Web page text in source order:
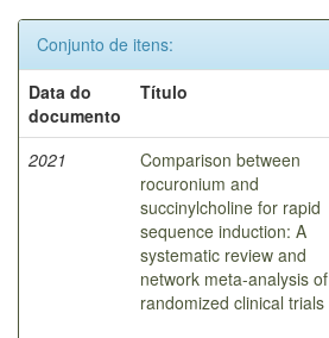
Conjunto de itens:
Data do
documento
Título
2021
Comparison between
rocuronium and
succinylcholine for rapid
sequence induction: A
systematic review and
network meta-analysis of
randomized clinical trials